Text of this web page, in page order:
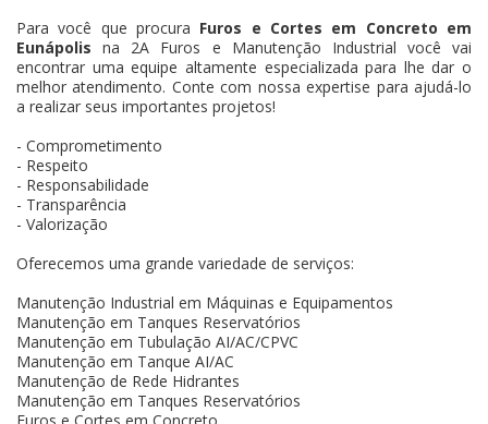
Para você que procura Furos e Cortes em Concreto em
Eunápolis na 2A Furos e Manutenção Industrial você vai
encontrar uma equipe altamente especializada para lhe dar o
melhor atendimento. Conte com nossa expertise para ajudá-lo
a realizar seus importantes projetos!
- Comprometimento
- Respeito
- Responsabilidade
- Transparência
- Valorização
Oferecemos uma grande variedade de serviços:
Manutenção Industrial em Máquinas e Equipamentos
Manutenção em Tanques Reservatórios
Manutenção em Tubulação AI/AC/CPVC
Manutenção em Tanque AI/AC
Manutenção de Rede Hidrantes
Manutenção em Tanques Reservatórios
Furos e Cortes em Concreto